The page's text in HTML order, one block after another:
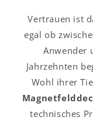
Vertrauen ist
egal ob
Anwender
Jahrzehnten
Wohl ihrer
technisches